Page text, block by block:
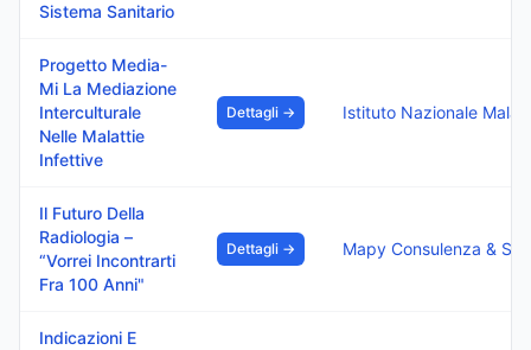
Sistema Sanitario
Progetto Media-
Mi La Mediazione
Interculturale
Nelle Malattie
Infettive
Dettagli →
Il Futuro Della
Radiologia –
“Vorrei Incontrarti
Fra 100 Anni"
Dettagli →
Indicazioni E